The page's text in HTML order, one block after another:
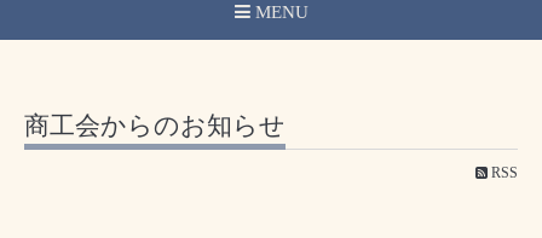
MENU
商工会からのお知らせ
RSS